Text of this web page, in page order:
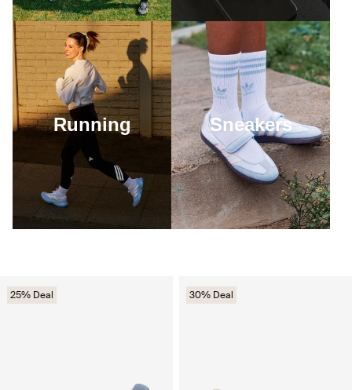
25% Deal 30% Deal
Running Sneakers